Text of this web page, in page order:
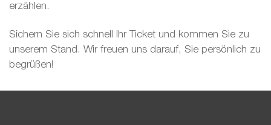
erzählen.
Sichern Sie sich schnell Ihr Ticket und kommen Sie zu
unserem Stand. Wir freuen uns darauf, Sie persönlich zu
begrüßen!